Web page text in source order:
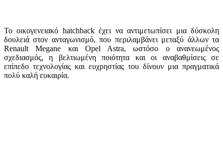
Το οικογενειακό hatchback έχει να αντιμετωπίσει μια δύσκολη
δουλειά στον ανταγωνισμό, που περιλαμβάνει μεταξύ άλλων τα
Renault Megane και Opel Astra, ωστόσο ο ανανεωμένος
σχεδιασμός, η βελτιωμένη ποιότητα και οι αναβαθμίσεις σε
επίπεδο τεχνολογίας και ευχρηστίας του δίνουν μια πραγματικά
πολύ καλή ευκαιρία.